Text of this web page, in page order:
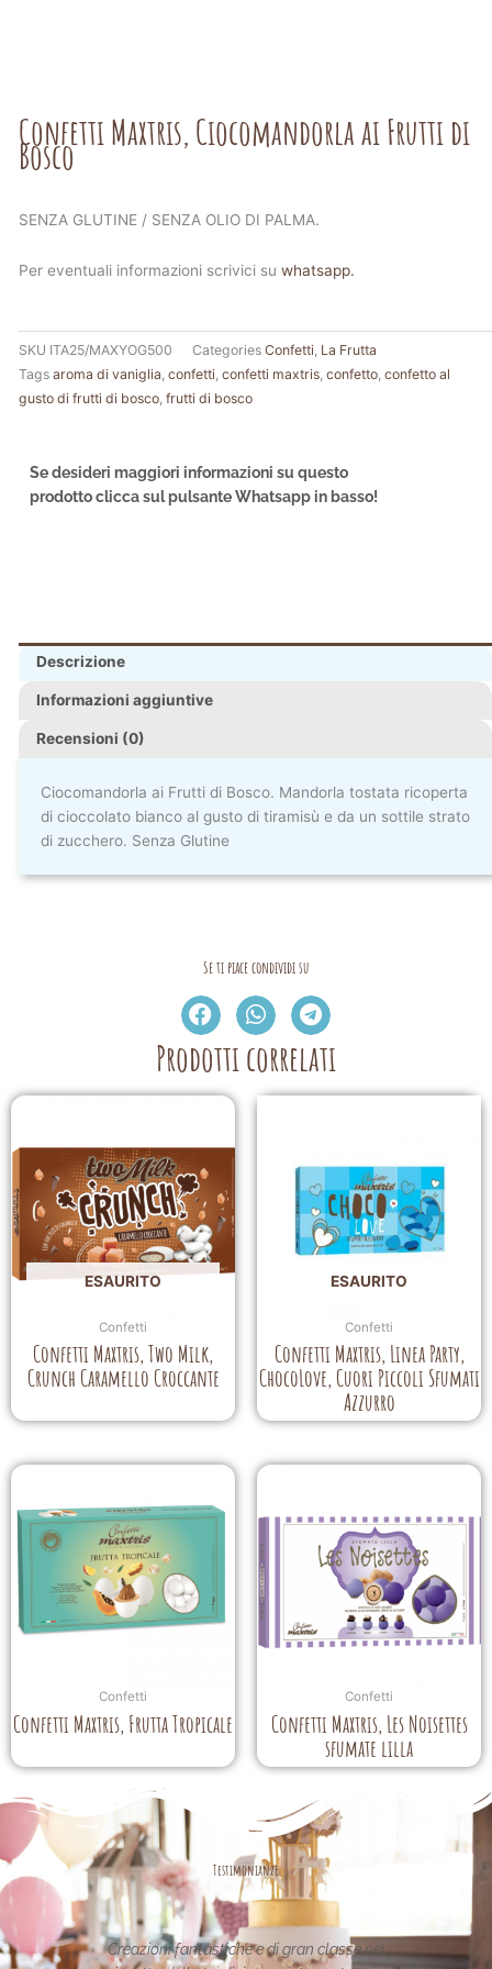
Confetti Maxtris, Ciocomandorla ai Frutti di
Bosco
SENZA GLUTINE / SENZA OLIO DI PALMA.
Per eventuali informazioni scrivici su whatsapp.
SKU ITA25/MAXYOG500 Categories Confetti La Frutta
Tags aroma di vaniglia confetti confetti maxtris confetto confetto al
gusto di frutti di bosco frutti di bosco
Se desideri maggiori informazioni su questo
prodotto clicca sul pulsante Whatsapp in basso!
Descrizione
Informazioni aggiuntive
Recensioni (0)
Ciocomandorla ai Frutti di Bosco. Mandorla tostata ricoperta
di cioccolato bianco al gusto di tiramisù e da un sottile strato
di zucchero. Senza Glutine
Se ti piace condividi su
Prodotti correlati
ESAURITO
Confetti
Confetti Maxtris, Two Milk,
Crunch Caramello Croccante
ESAURITO
Confetti
Confetti Maxtris, Linea Party,
ChocoLove, Cuori Piccoli Sfumati
Azzurro
Confetti
Confetti Maxtris, Frutta Tropicale
Confetti
Confetti Maxtris, Les Noisettes
sfumate lilla
Testimonianze
Creazioni fantastiche e di gran classe nel
Le creazioni